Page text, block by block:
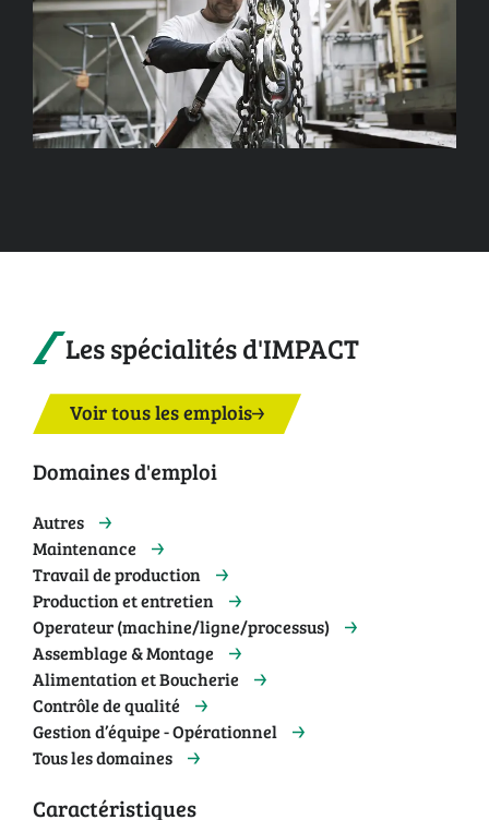
Les spécialités d'IMPACT
Voir tous les emplois
Domaines d'emploi
Autres
Maintenance
Travail de production
Production et entretien
Operateur (machine/ligne/processus)
Assemblage & Montage
Alimentation et Boucherie
Contrôle de qualité
Gestion d’équipe - Opérationnel
Tous les domaines
Caractéristiques